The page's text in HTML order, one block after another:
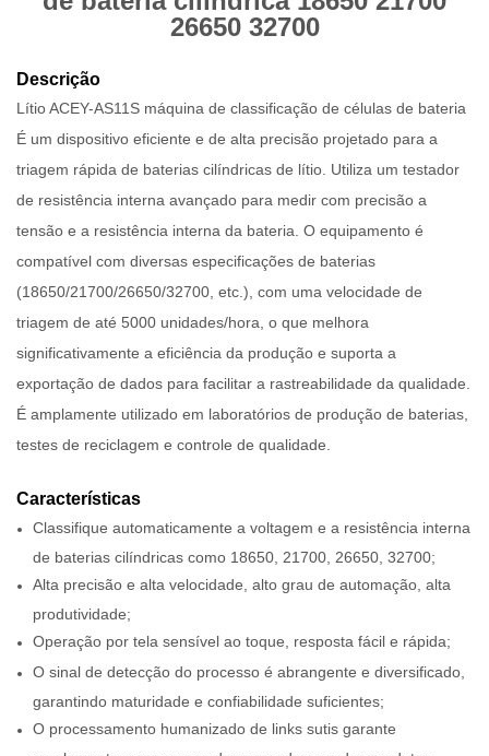
26650 32700
Descrição
Lítio ACEY-AS11S máquina de classificação de células de bateria
É um dispositivo eficiente e de alta precisão projetado para a
triagem rápida de baterias cilíndricas de lítio. Utiliza um testador
de resistência interna avançado para medir com precisão a
tensão e a resistência interna da bateria. O equipamento é
compatível com diversas especificações de baterias
(18650/21700/26650/32700, etc.), com uma velocidade de
triagem de até 5000 unidades/hora, o que melhora
significativamente a eficiência da produção e suporta a
exportação de dados para facilitar a rastreabilidade da qualidade.
É amplamente utilizado em laboratórios de produção de baterias,
testes de reciclagem e controle de qualidade.
Características
Classifique automaticamente a voltagem e a resistência interna
de baterias cilíndricas como 18650, 21700, 26650, 32700;
Alta precisão e alta velocidade, alto grau de automação, alta
produtividade;
Operação por tela sensível ao toque, resposta fácil e rápida;
O sinal de detecção do processo é abrangente e diversificado,
garantindo maturidade e confiabilidade suficientes;
O processamento humanizado de links sutis garante